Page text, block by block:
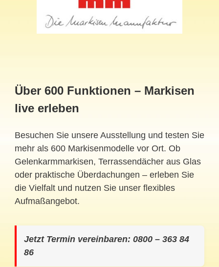
Über 600 Funktionen – Markisen
live erleben
Besuchen Sie unsere Ausstellung und testen Sie
mehr als 600 Markisenmodelle vor Ort. Ob
Gelenkarmmarkisen, Terrassendächer aus Glas
oder praktische Überdachungen – erleben Sie
die Vielfalt und nutzen Sie unser flexibles
Aufmaßangebot.
Jetzt Termin vereinbaren: 0800 – 363 84
86